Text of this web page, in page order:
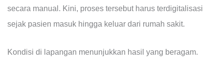
secara manual. Kini, proses tersebut harus terdigitalisasi
sejak pasien masuk hingga keluar dari rumah sakit.
Kondisi di lapangan menunjukkan hasil yang beragam.